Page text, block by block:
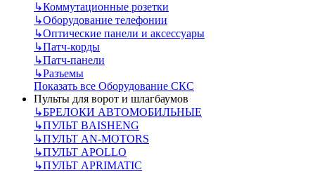
↳Коммутационные розетки
↳Оборудование телефонии
↳Оптические панели и аксессуары
↳Патч-корды
↳Патч-панели
↳Разъемы
Показать все Оборудование СКС
Пульты для ворот и шлагбаумов
↳БРЕЛОКИ АВТОМОБИЛЬНЫЕ
↳ПУЛЬТ BAISHENG
↳ПУЛЬТ AN-MOTORS
↳ПУЛЬТ APOLLO
↳ПУЛЬТ APRIMATIC